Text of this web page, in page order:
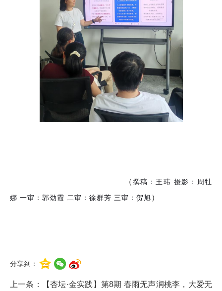
（ 撰稿：王玮 摄影： 周牡
娜 一审：郭劲霞 二审：徐群芳 三审：贺旭 ）
分享到：
上一条： 【杏坛·金实践】第8期 春雨无声润桃李，大爱无